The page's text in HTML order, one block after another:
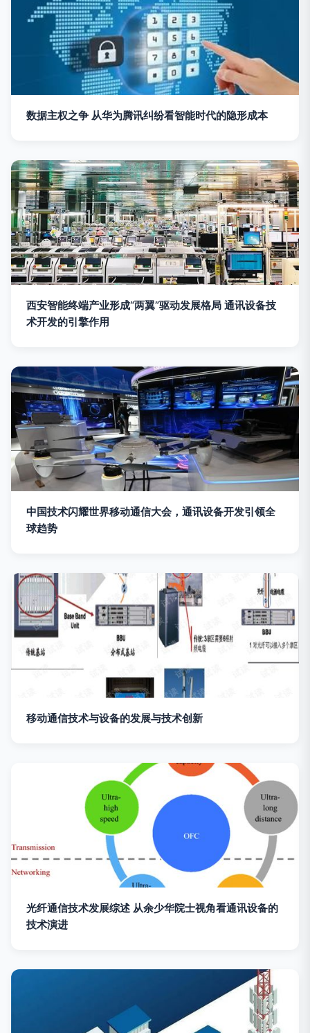
数据主权之争 从华为腾讯纠纷看智能时代的隐形成本
西安智能终端产业形成“两翼”驱动发展格局 通讯设备技
术开发的引擎作用
中国技术闪耀世界移动通信大会，通讯设备开发引领全
球趋势
移动通信技术与设备的发展与技术创新
光纤通信技术发展综述 从余少华院士视角看通讯设备的
技术演进